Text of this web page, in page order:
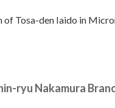
of Tosa-den Iaido in
ryu Nakamura